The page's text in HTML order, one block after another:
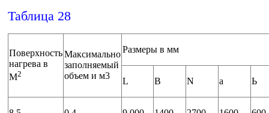
Таблица 28
Поверхность
нагрева в
M2
Максимально
заполняемый
объем и м3
Размеры в мм
L В N а Ь